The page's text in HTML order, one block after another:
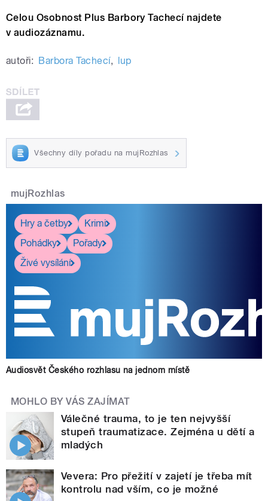
Celou Osobnost Plus Barbory Tachecí najdete
v audiozáznamu.
autoři: Barbora Tachecí, lup
Všechny díly pořadu na mujRozhlas
mujRozhlas
Hry a četby
Krimi
Pohádky
Pořady
Živé vysílání
Audiosvět Českého rozhlasu na jednom místě
MOHLO BY VÁS ZAJÍMAT
Válečné trauma, to je ten nejvyšší
stupeň traumatizace. Zejména u dětí a
mladých
Vevera: Pro přežití v zajetí je třeba mít
kontrolu nad vším, co je možné